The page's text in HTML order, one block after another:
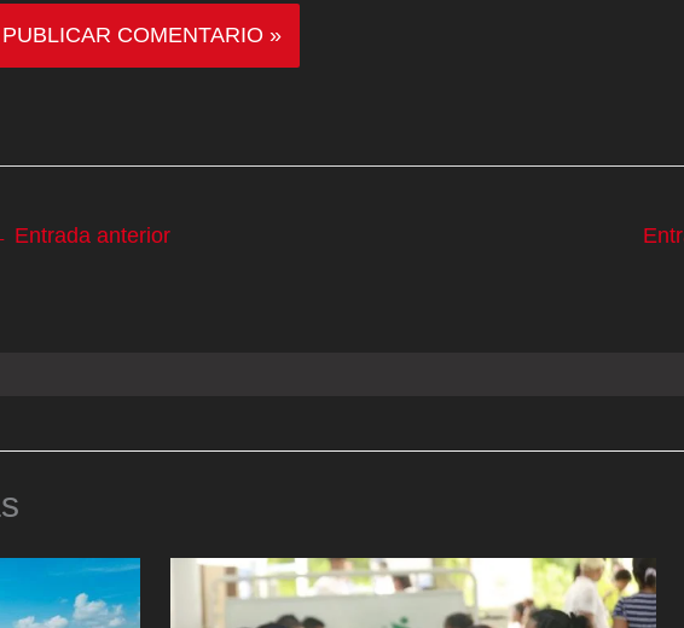
Entrada anterior